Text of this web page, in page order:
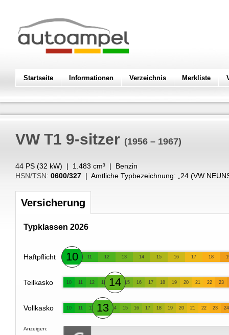
Startseite Informationen Verzeichnis Merkliste
VW T1 9-sitzer (1956 – 1967)
44 PS (32 kW) | 1.483 cm³ | Benzin
HSN/TSN: 0600/327 | Amtliche Typbezeichnung: „ 24 (VW
Versicherung
Typklassen 2026
Haftpflicht 10 11 12 13 14 15 16 17 18
Teilkasko 10 11 12 13 14 15 16 17 18 19 20 21 22 23
Vollkasko 10 11 12 13 14 15 16 17 18 19 20 21 22 23 24
Anzeigen: